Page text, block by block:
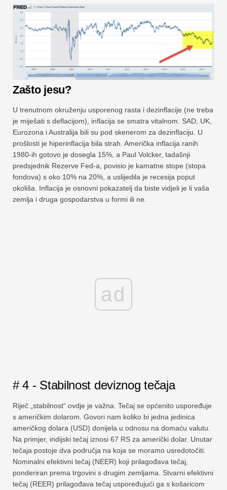
Zašto jesu?
U trenutnom okruženju usporenog rasta i dezinflacije (ne treba
je miješati s deflacijom), inflacija se smatra vitalnom. SAD, UK,
Eurozona i Australija bili su pod skenerom za dezinflaciju. U
prošlosti je hiperinflacija bila strah. Američka inflacija ranih
1980-ih gotovo je dosegla 15%, a Paul Volcker, tadašnji
predsjednik Rezerve Fed-a, povisio je kamatne stope (stopa
fondova) s oko 10% na 20%, a uslijedila je recesija poput
okoliša. Inflacija je osnovni pokazatelj da biste vidjeli je li vaša
zemlja i druga gospodarstva u formi ili ne.
ad
# 4 - Stabilnost deviznog tečaja
Riječ „stabilnost“ ovdje je važna. Tečaj se općenito uspoređuje
s američkim dolarom. Govori nam koliko bi jedna jedinica
američkog dolara (USD) donijela u odnosu na domaću valutu.
Na primjer, indijski tečaj iznosi 67 RS za američki dolar. Unutar
tečaja postoje dva područja na koja se moramo usredotočiti.
Nominalni efektivni tečaj (NEER) koji prilagođava tečaj,
ponderiran prema trgovini s drugim zemljama. Stvarni efektivni
tečaj (REER) prilagođava tečaj uspoređujući ga s košaricom